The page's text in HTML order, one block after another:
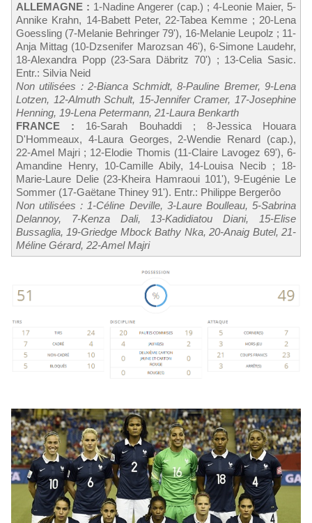
ALLEMAGNE : 1-Nadine Angerer (cap.) ; 4-Leonie Maier, 5-
Annike Krahn, 14-Babett Peter, 22-Tabea Kemme ; 20-Lena
Goessling (7-Melanie Behringer 79'), 16-Melanie Leupolz ; 11-
Anja Mittag (10-Dzsenifer Marozsan 46'), 6-Simone Laudehr,
18-Alexandra Popp (23-Sara Däbritz 70') ; 13-Celia Sasic.
Entr.: Silvia Neid
Non utilisées : 2-Bianca Schmidt, 8-Pauline Bremer, 9-Lena
Lotzen, 12-Almuth Schult, 15-Jennifer Cramer, 17-Josephine
Henning, 19-Lena Petermann, 21-Laura Benkarth
FRANCE : 16-Sarah Bouhaddi ; 8-Jessica Houara
D'Hommeaux, 4-Laura Georges, 2-Wendie Renard (cap.),
22-Amel Majri ; 12-Elodie Thomis (11-Claire Lavogez 69'), 6-
Amandine Henry, 10-Camille Abily, 14-Louisa Necib ; 18-
Marie-Laure Delie (23-Kheira Hamraoui 101'), 9-Eugénie Le
Sommer (17-Gaëtane Thiney 91'). Entr.: Philippe Bergerôo
Non utilisées : 1-Céline Deville, 3-Laure Boulleau, 5-Sabrina
Delannoy, 7-Kenza Dali, 13-Kadidiatou Diani, 15-Elise
Bussaglia, 19-Griedge Mbock Bathy Nka, 20-Anaig Butel, 21-
Méline Gérard, 22-Amel Majri